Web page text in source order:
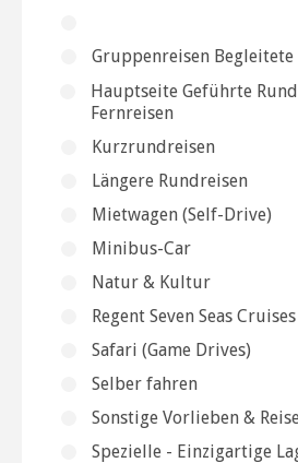
Gruppenreisen Begleitete
Hauptseite Geführte
Fernreisen
Kurzrundreisen
Längere Rundreisen
Mietwagen (Self-Drive)
Minibus-Car
Natur & Kultur
Regent Seven Seas Cruises
Safari (Game Drives)
Selber fahren
Sonstige Vorlieben &
Spezielle - Einzigartige